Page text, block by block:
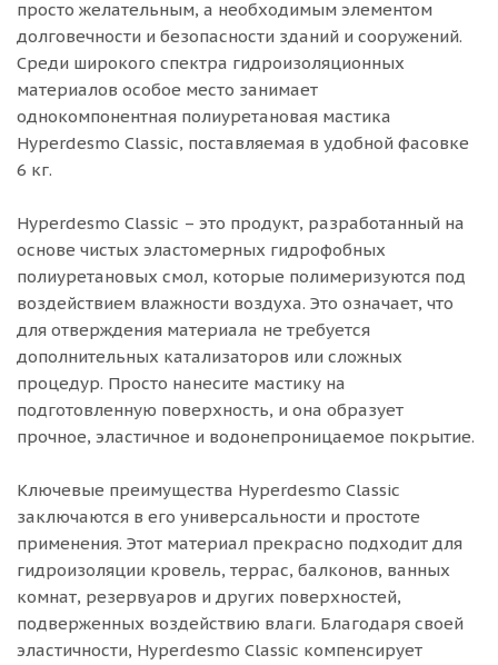
просто желательным, а необходимым элементом
долговечности и безопасности зданий и сооружений.
Среди широкого спектра гидроизоляционных
материалов особое место занимает
однокомпонентная полиуретановая мастика
Hyperdesmo Classic, поставляемая в удобной фасовке
6 кг.
Hyperdesmo Classic – это продукт, разработанный на
основе чистых эластомерных гидрофобных
полиуретановых смол, которые полимеризуются под
воздействием влажности воздуха. Это означает, что
для отверждения материала не требуется
дополнительных катализаторов или сложных
процедур. Просто нанесите мастику на
подготовленную поверхность, и она образует
прочное, эластичное и водонепроницаемое покрытие.
Ключевые преимущества Hyperdesmo Classic
заключаются в его универсальности и простоте
применения. Этот материал прекрасно подходит для
гидроизоляции кровель, террас, балконов, ванных
комнат, резервуаров и других поверхностей,
подверженных воздействию влаги. Благодаря своей
эластичности, Hyperdesmo Classic компенсирует